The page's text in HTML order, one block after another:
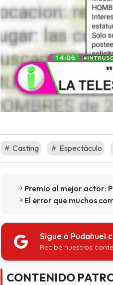
Casting Espectáculo
Premio al mejor actor:
El error que muchos
Sigue a
Recibe nuestros
CONTENIDO